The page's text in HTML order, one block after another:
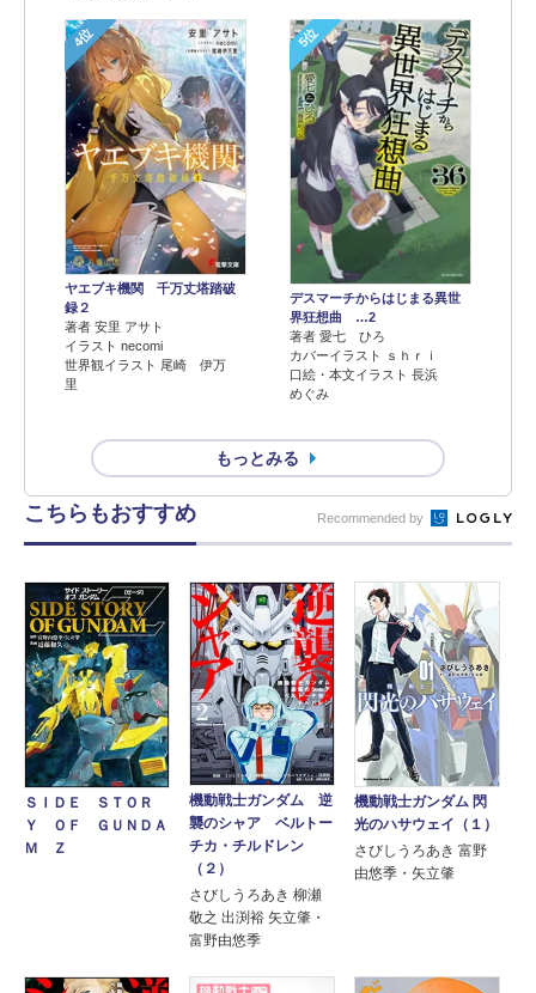
4位
ヤエブキ機関 千万丈塔踏破
録２
著者 安里 アサト
イラスト necomi
世界観イラスト 尾崎 伊万
里
5位
デスマーチからはじまる異世
界狂想曲 …2
著者 愛七 ひろ
カバーイラスト ｓｈｒｉ
口絵・本文イラスト 長浜
めぐみ
もっとみる
こちらもおすすめ Recommended by
ＳＩＤＥ ＳＴＯＲ
Ｙ ＯＦ ＧＵＮＤＡ
Ｍ Ｚ
機動戦士ガンダム 逆
襲のシャア ベルトー
チカ・チルドレン
（２）
さびしうろあき 柳瀬
敬之 出渕裕 矢立肇・
富野由悠季
機動戦士ガンダム 閃
光のハサウェイ（１）
さびしうろあき 富野
由悠季・矢立肇